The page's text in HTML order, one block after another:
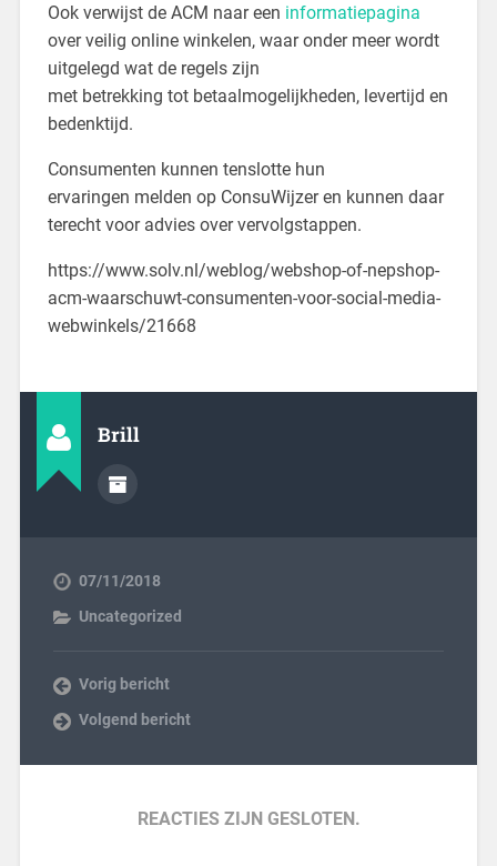
Ook verwijst de ACM naar een informatiepagina
over veilig online winkelen, waar onder meer wordt
uitgelegd wat de regels zijn
met betrekking tot betaalmogelijkheden, levertijd en
bedenktijd.
Consumenten kunnen tenslotte hun
ervaringen melden op ConsuWijzer en kunnen daar
terecht voor advies over vervolgstappen.
https://www.solv.nl/weblog/webshop-of-nepshop-
acm-waarschuwt-consumenten-voor-social-media-
webwinkels/21668
Brill
07/11/2018
Uncategorized
Vorig bericht
Volgend bericht
REACTIES ZIJN GESLOTEN.